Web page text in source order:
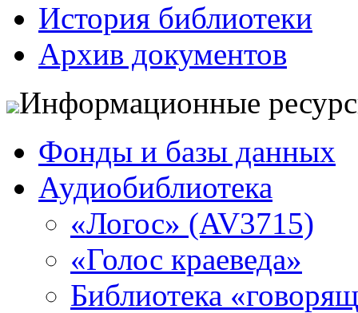
История библиотеки
Архив документов
Информационные
Фонды и базы данных
Аудиобиблиотека
«Логос» (AV3715)
«Голос краеведа»
Библиотека